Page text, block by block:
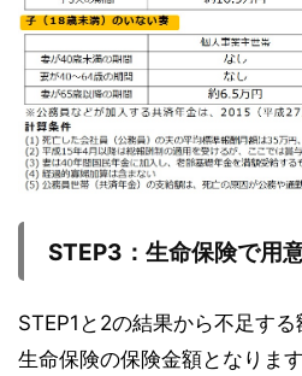
STEP3 ：生命保険で用
STEP1と2の結果から不足す
生命保険の保険金額となります